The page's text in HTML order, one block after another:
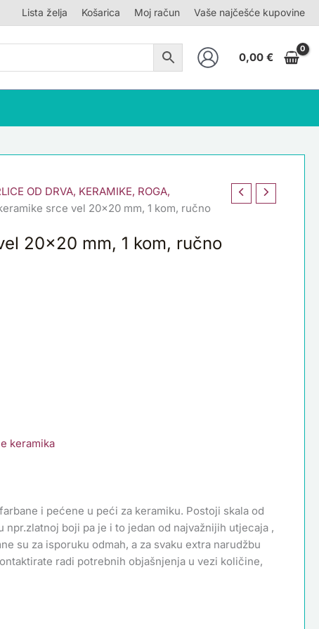
Lista želja Košarica Moj račun Vaše najčešće kupovine
0,00 €
OD DRVA, KERAMIKE, ROGA,
srce vel 20×20 mm, 1 kom, ručno
20×20 mm, 1 kom, ručno
keramika
i pećene u peći za keramiku. Postoji skala od
boji pa je i to jedan od najvažnijih utjecaja ,
su za isporuku odmah, a za svaku extra narudžbu
radi potrebnih objašnjenja u vezi količine,